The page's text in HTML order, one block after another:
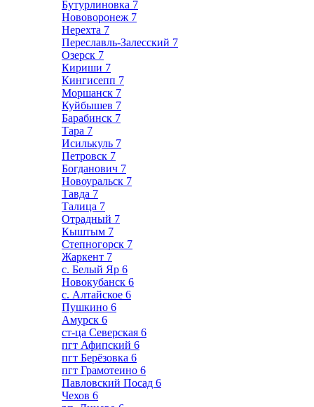
Бутурлиновка 7
Нововоронеж 7
Нерехта 7
Переславль-Залесский 7
Озерск 7
Кириши 7
Кингисепп 7
Моршанск 7
Куйбышев 7
Барабинск 7
Тара 7
Исилькуль 7
Петровск 7
Богданович 7
Новоуральск 7
Тавда 7
Талица 7
Отрадный 7
Кыштым 7
Степногорск 7
Жаркент 7
с. Белый Яр 6
Новокубанск 6
с. Алтайское 6
Пушкино 6
Амурск 6
ст-ца Северская 6
пгт Афипский 6
пгт Берёзовка 6
пгт Грамотеино 6
Павловский Посад 6
Чехов 6